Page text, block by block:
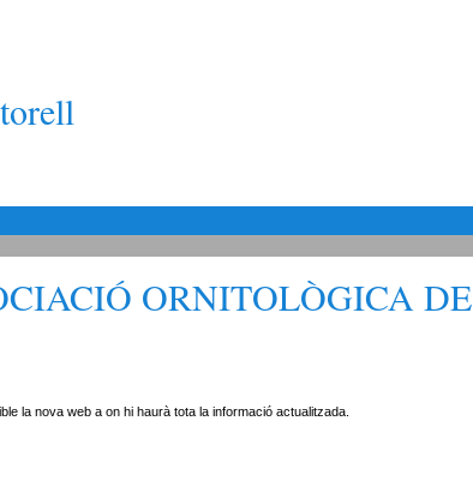
ORNITOLÒGICA DE
la nova web a on hi haurà tota la informació actualitzada.